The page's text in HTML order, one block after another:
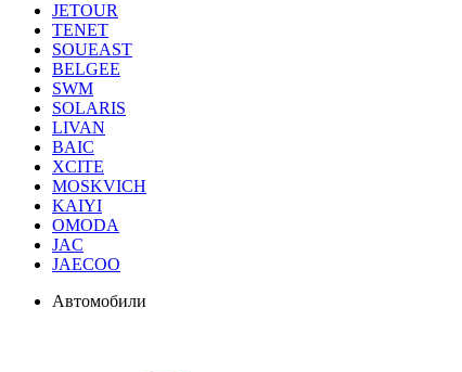
JETOUR
TENET
SOUEAST
BELGEE
SWM
SOLARIS
LIVAN
BAIC
XCITE
MOSKVICH
KAIYI
OMODA
JAC
JAECOO
Автомобили